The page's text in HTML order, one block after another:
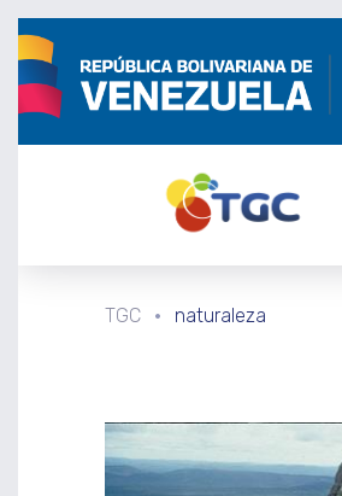
TGC naturaleza